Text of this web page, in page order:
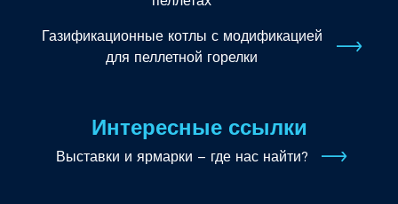
Газификационные котлы с модификацией
для пеллетной горелки
Интересные ссылки
Выставки и ярмарки – где нас найти?